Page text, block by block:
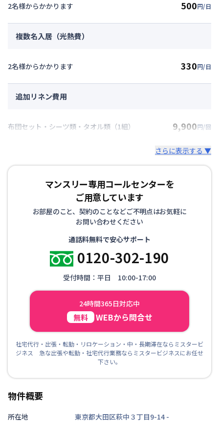
2名様からかかります 500円/日
複数名入居（光熱費）
2名様からかかります 330円/日
追加リネン費用
布団セット・シーツ類・タオル類（1組） 9,900円/回
さらに表示する ▼
マンスリー専用コールセンターを
ご用意しています
お部屋のこと、契約のことなどご不明点はお気軽に
お問い合わせください
通話料無料で安心サポート
0120-302-190
受付時間：平日 10:00-17:00
24時間365日対応中
無料 WEBから問合せ
社宅代行・出張・転勤・リロケーション・中・長期滞在ならミスタービ
ジネス 急な出張や転勤・社宅代行業務ならミスタービジネスにお任せ
下さい。
物件概要
所在地 東京都大田区萩中３丁目9-14 -